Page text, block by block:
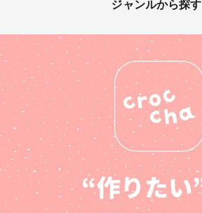
ジャンルから探す